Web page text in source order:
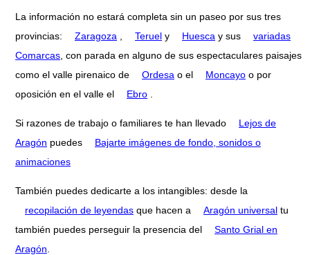
La información no estará completa sin un paseo por sus tres
provincias:
Zaragoza Teruel y Huesca y sus
variadas
Comarcas , con parada en alguno de sus espectaculares paisajes
como el valle pirenaico de
Ordesa o el Moncayo o por
oposición en el valle el
Ebro
Si razones de trabajo o familiares te han llevado
Lejos de
Aragón puedes
Bajarte imágenes de fondo, sonidos o
animaciones
También puedes dedicarte a los intangibles: desde la
recopilación de leyendas que hacen a Aragón universal tu
también puedes perseguir la presencia del
Santo Grial en
Aragón